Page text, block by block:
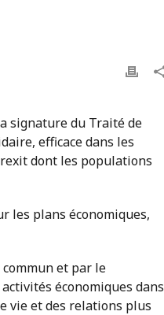
signature du Traité de
efficace dans les
dont les populations
les plans économiques,
commun et par le
économiques dans
vie et des relations plus